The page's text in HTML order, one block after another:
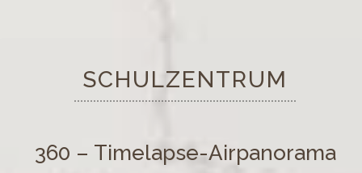
SCHULZENTRUM
360 – Timelapse-Airpanorama